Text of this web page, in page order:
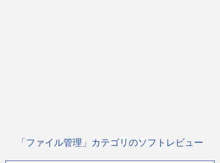
「ファイル管理」カテゴリのソフトレビュー